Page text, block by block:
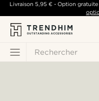
Rechercher
Livraison 5,95 €- Option gratuite